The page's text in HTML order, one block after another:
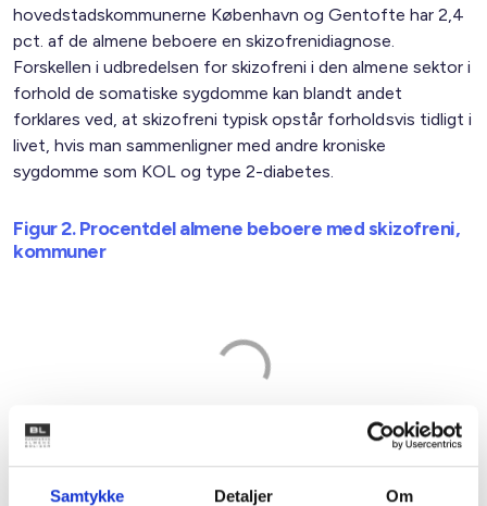
Samtykke Detaljer Om
hovedstadskommunerne København og Gentofte har 2,4
pct. af de almene beboere en skizofrenidiagnose.
Forskellen i udbredelsen for skizofreni i den almene sektor i
forhold de somatiske sygdomme kan blandt andet
forklares ved, at skizofreni typisk opstår forholdsvis tidligt i
livet, hvis man sammenligner med andre kroniske
sygdomme som KOL og type 2-diabetes.
Figur 2. Procentdel almene beboere med skizofreni,
kommuner